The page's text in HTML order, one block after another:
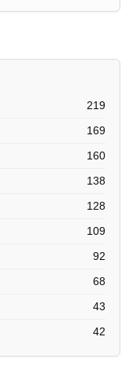
219
169
160
138
128
109
92
68
43
42